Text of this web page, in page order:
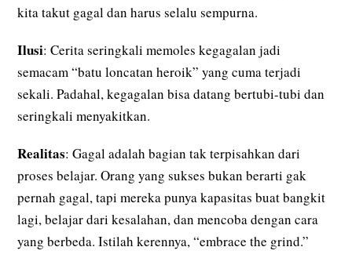
kita takut gagal dan harus selalu sempurna.
Ilusi: Cerita seringkali memoles kegagalan jadi
semacam “batu loncatan heroik” yang cuma terjadi
sekali. Padahal, kegagalan bisa datang bertubi-tubi dan
seringkali menyakitkan.
Realitas: Gagal adalah bagian tak terpisahkan dari
proses belajar. Orang yang sukses bukan berarti gak
pernah gagal, tapi mereka punya kapasitas buat bangkit
lagi, belajar dari kesalahan, dan mencoba dengan cara
yang berbeda. Istilah kerennya, “embrace the grind.”